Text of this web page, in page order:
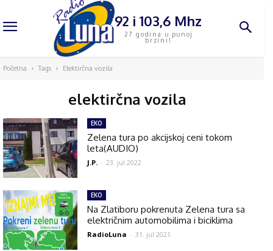
92 i 103,6 Mhz
27 godina u punoj
brzini!
Početna Tags Elektirčna vozila
elektirčna vozila
EKO
Zelena tura po akcijskoj ceni tokom
leta(AUDIO)
J.P. - 23. jul 2022.
EKO
Na Zlatiboru pokrenuta Zelena tura sa
električnim automobilima i biciklima
RadioLuna - 31. jul 2021.